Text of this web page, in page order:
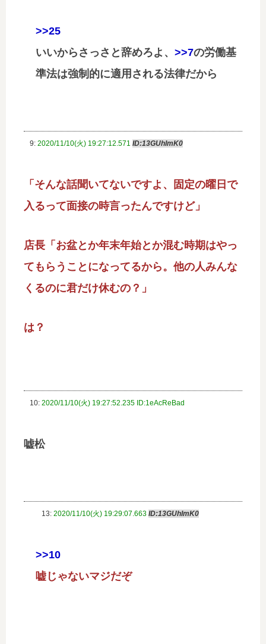
>>25
いいからさっさと辞めろよ、 >>7の労働基
準法は強制的に適用される法律だから
9: 2020/11/10(火) 19:27:12.571 ID:13GUhImK0
「そんな話聞いてないですよ、固定の曜日で
入るって面接の時言ったんですけど」
店長「お盆とか年末年始とか混む時期はやっ
てもらうことになってるから。他の人みんな
くるのに君だけ休むの？」
は？
10: 2020/11/10(火) 19:27:52.235 ID:1eAcReBad
嘘松
13: 2020/11/10(火) 19:29:07.663 ID:13GUhImK0
>>10
嘘じゃないマジだぞ